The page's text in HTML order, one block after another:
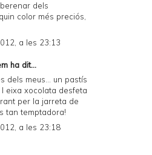
dels
color més preciós,
a les 23:13
ha dit...
dels meus... un pastís
eixa xocolata desfeta
per la jarreta de
tan temptadora!
a les 23:18